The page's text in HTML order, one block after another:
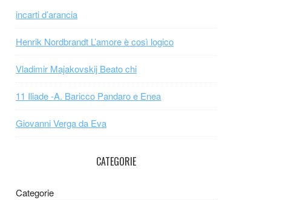
incarti d’arancia
Henrik Nordbrandt L’amore è così logico
Vladimir Majakovskij Beato chi
11 Iliade -A. Baricco Pandaro e Enea
Giovanni Verga da Eva
CATEGORIE
Categorie